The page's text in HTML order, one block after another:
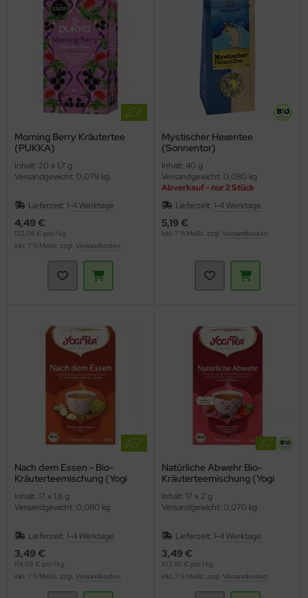
Morning Berry Kräutertee
(PUKKA)
Inhalt: 20 x 1,7 g
Versandgewicht: 0,079 kg
Lieferzeit: 1-4 Werktage
4,49 €
132,06 € pro 1 kg
inkl. 7 % MwSt. zzgl. Versandkosten
Mystischer Hexentee
(Sonnentor)
Inhalt: 40 g
Versandgewicht: 0,080 kg
Abverkauf - nur 2 Stück
Lieferzeit: 1-4 Werktage
5,19 €
inkl. 7 % MwSt. zzgl. Versandkosten
Nach dem Essen - Bio-
Kräuterteemischung (Yogi
Inhalt: 17 x 1,8 g
Versandgewicht: 0,080 kg
Lieferzeit: 1-4 Werktage
3,49 €
114,05 € pro 1 kg
inkl. 7 % MwSt. zzgl. Versandkosten
Natürliche Abwehr Bio-
Kräuterteemischung (Yogi
Inhalt: 17 x 2 g
Versandgewicht: 0,070 kg
Lieferzeit: 1-4 Werktage
3,49 €
102,65 € pro 1 kg
inkl. 7 % MwSt. zzgl. Versandkosten